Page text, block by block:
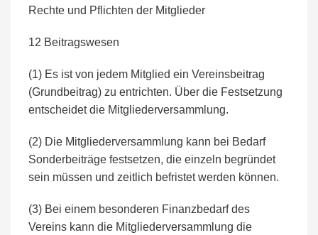
Rechte und Pflichten der Mitglieder
12 Beitragswesen
(1) Es ist von jedem Mitglied ein Vereinsbeitrag
(Grundbeitrag) zu entrichten. Über die Festsetzung
entscheidet die Mitgliederversammlung.
(2) Die Mitgliederversammlung kann bei Bedarf
Sonderbeiträge festsetzen, die einzeln begründet
sein müssen und zeitlich befristet werden können.
(3) Bei einem besonderen Finanzbedarf des
Vereins kann die Mitgliederversammlung die